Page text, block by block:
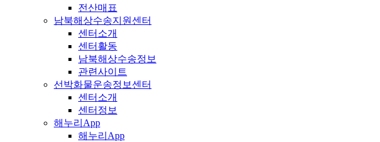
전산매표
남북해상수송지원센터
센터소개
센터활동
남북해상수송정보
관련사이트
선박화물운송정보센터
센터소개
센터정보
해누리App
해누리App